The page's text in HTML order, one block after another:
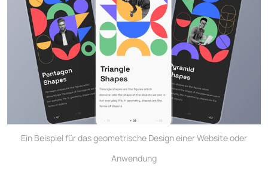
Ein Beispiel für das geometrische Design einer Website oder
Anwendung